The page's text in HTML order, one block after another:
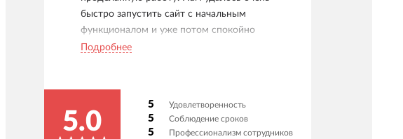
быстро запустить сайт с начальным
функционалом и уже потом спокойно
дорабатывать сайт под наши задачи. Спасибо
лет.
Подробнее
5.0
5 Удовлетворенность
5 Соблюдение сроков
5 Профессионализм сотрудников